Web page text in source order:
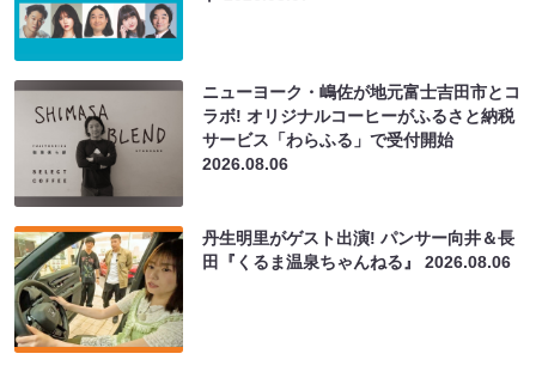
ニューヨーク・嶋佐が地元富士吉田市とコ
ラボ! オリジナルコーヒーがふるさと納税
サービス「わらふる」で受付開始
2026.08.06
丹生明里がゲスト出演! パンサー向井＆長
田『くるま温泉ちゃんねる』2026.08.06